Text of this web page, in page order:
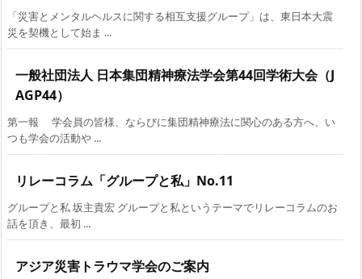
「災害とメンタルヘルスに関する相互支援グループ」は、東日本大震
災を契機として始ま ...
一般社団法人 日本集団精神療法学会第44回学術大会（J
AGP44）
第一報 学会員の皆様、ならびに集団精神療法に関心のある方へ、い
つも学会の活動や ...
リレーコラム「グループと私」No.11
グループと私 坂主貴宏 グループと私というテーマでリレーコラムのお
話を頂き、最初 ...
アジア災害トラウマ学会のご案内